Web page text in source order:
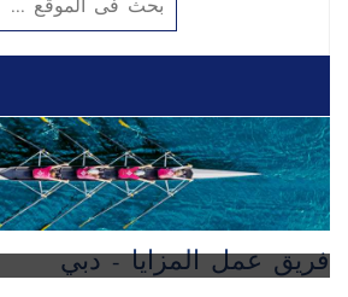
فريق عمل المزايا - دبي